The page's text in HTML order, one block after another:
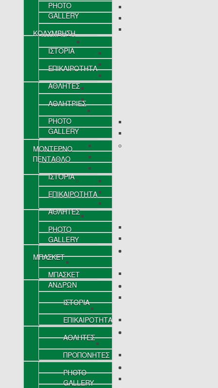
PHOTO
GALLERY
ΚΟΛΥΜΒΗΣΗ
ΙΣΤΟΡΙΑ
ΕΠΙΚΑΙΡΟΤΗΤΑ
ΑΘΛΗΤΕΣ
ΑΘΛΗΤΡΙΕΣ
PHOTO
GALLERY
ΜΟΝΤΕΡΝΟ
ΠΕΝΤΑΘΛΟ
ΙΣΤΟΡΙΑ
ΕΠΙΚΑΙΡΟΤΗΤΑ
ΑΘΛΗΤΕΣ
PHOTO
GALLERY
ΜΠΑΣΚΕΤ
ΜΠΑΣΚΕΤ
ΑΝΔΡΩΝ
ΙΣΤΟΡΙΑ
ΕΠΙΚΑΙΡΟΤΗΤΑ
ΑΘΛΗΤΕΣ
ΠΡΟΠΟΝΗΤΕΣ
PHOTO
GALLERY